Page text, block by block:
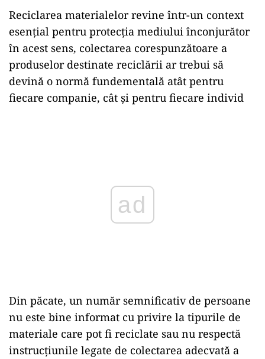
Reciclarea materialelor revine într-un context
esențial pentru protecția mediului înconjurător
în acest sens, colectarea corespunzătoare a
produselor destinate reciclării ar trebui să
devină o normă fundementală atât pentru
fiecare companie, cât și pentru fiecare individ
Din păcate, un număr semnificativ de persoane
nu este bine informat cu privire la tipurile de
materiale care pot fi reciclate sau nu respectă
instrucțiunile legate de colectarea adecvată a